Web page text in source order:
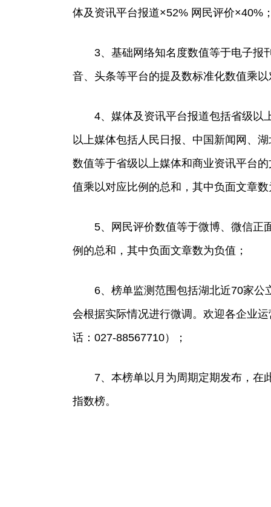
体及资讯平台报道×52% 网民评价×40%
3、基础网络知名度数值等于电子报
音、头条等平台的提及数标准化数值乘
4、媒体及资讯平台报道包括省级以
以上媒体包括人民日报、中国新闻网、
数值等于省级以上媒体和商业资讯平台
值乘以对应比例的总和，其中负面文章
5、网民评价数值等于微博、微信正
例的总和，其中负面文章数为负值；
6、榜单监测范围包括湖北近70家
会根据实际情况进行微调。欢迎各企业
话：027-88567710）；
7、本榜单以月为周期定期发布，在
指数榜。